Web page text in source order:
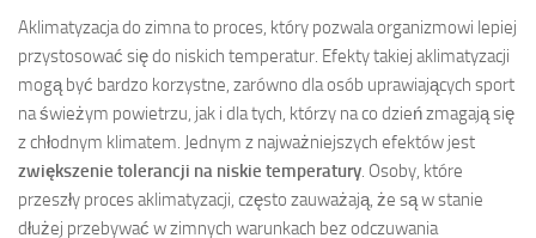
Aklimatyzacja do zimna to proces, który pozwala organizmowi lepiej
przystosować się do niskich temperatur. Efekty takiej aklimatyzacji
mogą być bardzo korzystne, zarówno dla osób uprawiających sport
na świeżym powietrzu, jak i dla tych, którzy na co dzień zmagają się
z chłodnym klimatem. Jednym z najważniejszych efektów jest
zwiększenie tolerancji na niskie temperatury. Osoby, które
przeszły proces aklimatyzacji, często zauważają, że są w stanie
dłużej przebywać w zimnych warunkach bez odczuwania